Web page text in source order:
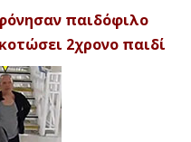
παιδόφιλο
2χρονο παιδί